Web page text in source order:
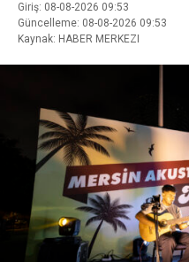
Giriş: 08-08-2026 09:53
Güncelleme: 08-08-2026 09:53
Kaynak: HABER MERKEZI